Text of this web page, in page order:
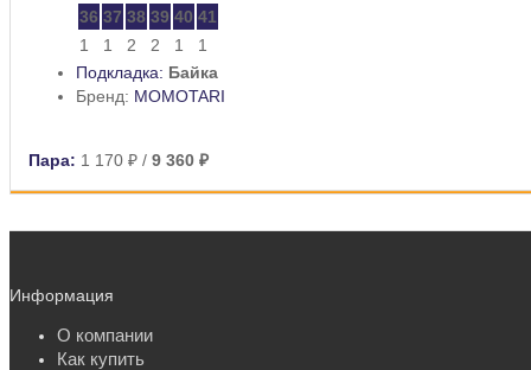
36 37 38 39 40 41
1
1 2 2 1
1
Подкладка: Байка
Бренд: MOMOTARI
Пара: 1 170 ₽ / 9 360 ₽
Информация
О компании
Как купить